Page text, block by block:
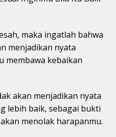
maka ingatlah bahwa
menjadikan nyata
membawa kebaikan
akan menjadikan nyata
lebih baik, sebagai bukti
menolak harapanmu.